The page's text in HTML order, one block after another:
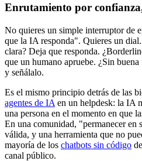
Enrutamiento por
No quieres un simple interruptor de
que la IA responda". Quieres un
clara? Deja que responda.
que un humano apruebe. ¿Sin
y señálalo.
Es el mismo principio detrás de las
agentes de IA en un helpdesk: la IA
una persona en el momento en que
En una comunidad, "permanecer en
válida, y una herramienta que no
mayoría de los chatbots sin código
canal público.